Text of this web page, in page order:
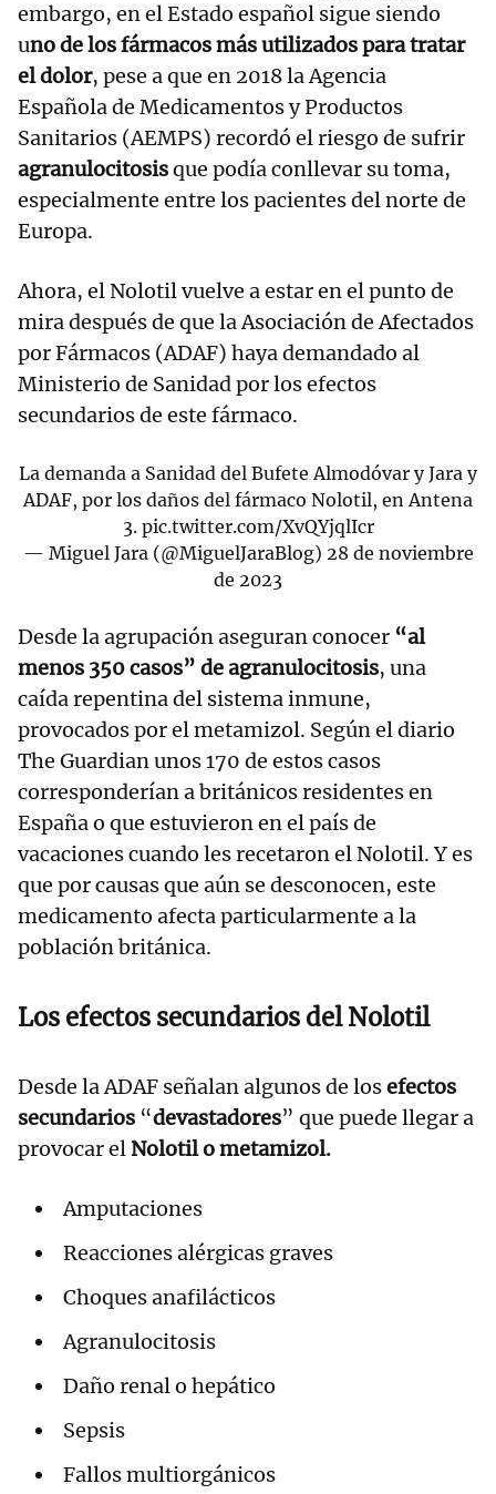
embargo, en el Estado español sigue siendo
uno de los fármacos más utilizados para tratar
el dolor, pese a que en 2018 la Agencia
Española de Medicamentos y Productos
Sanitarios (AEMPS) recordó el riesgo de sufrir
agranulocitosisque podía conllevar su toma,
especialmente entre los pacientes del norte de
Europa.
Ahora, el Nolotil vuelve a estar en el punto de
mira después de que la Asociación de Afectados
por Fármacos (ADAF) haya demandado al
Ministerio de Sanidad por los efectos
secundarios de este fármaco.
La demanda a Sanidad del Bufete Almodóvar y Jara y
ADAF, por los daños del fármaco Nolotil, en Antena
3. pic.twitter.com/XvQYjqlIcr
— Miguel Jara (@MiguelJaraBlog) 28 de noviembre
de 2023
Desde la agrupación aseguran conocer “al
menos 350 casos” de agranulocitosis, una
caída repentina del sistema inmune,
provocados por el metamizol. Según el diario
The Guardian unos 170 de estos casos
corresponderían a británicos residentes en
España o que estuvieron en el país de
vacaciones cuando les recetaron el Nolotil. Y es
que por causas que aún se desconocen, este
medicamento afecta particularmente a la
población británica.
Los efectos secundarios del Nolotil
Desde la ADAF señalan algunos de losefectos
secundarios “devastadores” que puede llegar a
provocar el Nolotil o metamizol.
Amputaciones
Reacciones alérgicas graves
Choques anafilácticos
Agranulocitosis
Daño renal o hepático
Sepsis
Fallos multiorgánicos